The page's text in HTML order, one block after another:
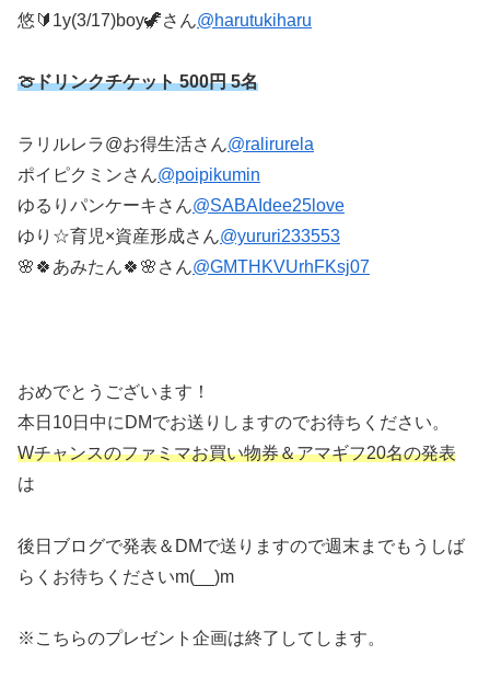
悠🔰1y(3/17)boy🦖さん@harutukiharu
🍈ドリンクチケット 500円 5名
ラリルレラ@お得生活さん@ralirurela
ポイピクミンさん@poipikumin
ゆるりパンケーキさん@SABAIdee25love
ゆり☆育児×資産形成さん@yururi233553
🌸🍀あみたん🍀🌸さん@GMTHKVUrhFKsj07
おめでとうございます！
本日10日中にDMでお送りしますのでお待ちください。
Wチャンスのファミマお買い物券＆アマギフ20名の発表
は
後日ブログで発表＆DMで送りますので週末までもうしば
らくお待ちくださいm(__)m
※こちらのプレゼント企画は終了してします。